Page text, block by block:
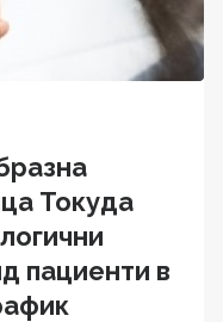
Токуда
пациенти в